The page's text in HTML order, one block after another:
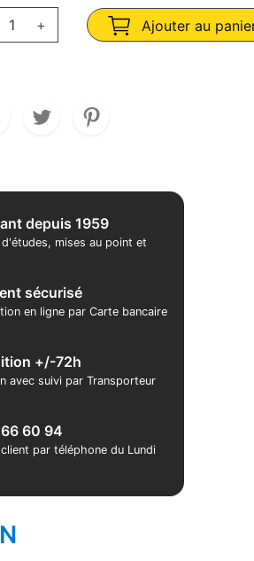
+ Ajouter au
depuis 1959
d'études, mises au point et
sécurisé
en ligne par Carte bancaire
+/-72h
avec suivi par Transporteur
60 94
par téléphone du Lundi